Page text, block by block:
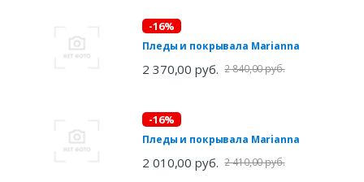
-16%
Пледы и покрывала Marianna
2 370,00 руб. 2 840,00 руб.
-16%
Пледы и покрывала Marianna
2 010,00 руб. 2 410,00 руб.